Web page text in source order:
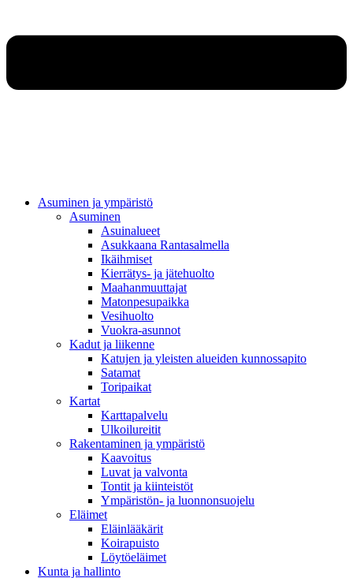
Asuminen ja ympäristö
Asuminen
Asuinalueet
Asukkaana Rantasalmella
Ikäihmiset
Kierrätys- ja jätehuolto
Maahanmuuttajat
Matonpesupaikka
Vesihuolto
Vuokra-asunnot
Kadut ja liikenne
Katujen ja yleisten alueiden kunnossapito
Satamat
Toripaikat
Kartat
Karttapalvelu
Ulkoilureitit
Rakentaminen ja ympäristö
Kaavoitus
Luvat ja valvonta
Tontit ja kiinteistöt
Ympäristön- ja luonnonsuojelu
Eläimet
Eläinlääkärit
Koirapuisto
Löytöeläimet
Kunta ja hallinto